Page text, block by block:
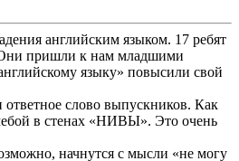
английским языком. 17 ребят
Они пришли к нам младшими
языку» повысили свой
слово выпускников. Как
в стенах «НИВЫ». Это очень
начнутся с мысли «не могу